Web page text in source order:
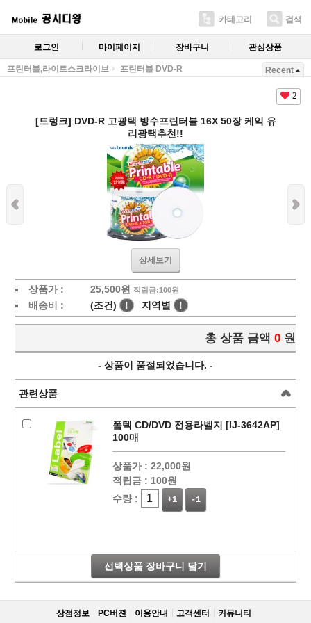
카테고리 검색
로그인 마이페이지 장바구니 관심상품
프린터블,라이트스크라이브 프린터블 DVD-R Recent
2
[트렁크] DVD-R 고광택 방수프린터블 16X 50장 케익 유
리광택추천!!
상세보기
상품가 : 25,500원 적립금:100원
배송비 : (조건) ! 지역별 !
총 상품 금액 0 원
- 상품이 품절되었습니다. -
관련상품
폼텍 CD/DVD 전용라벨지 [IJ-3642AP]
100매
상품가 : 22,000원
적립금 : 100원
수량 :
+1 -1
선택상품 장바구니 담기
상점정보 PC버젼 이용안내 고객센터 커뮤니티